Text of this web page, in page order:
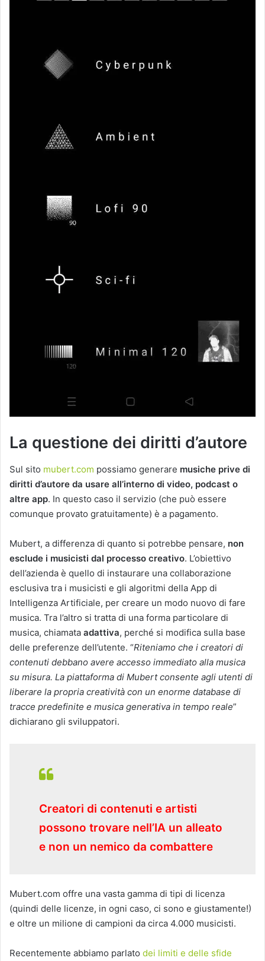
La questione dei diritti d’autore
Sul sito mubert.com possiamo generare musiche prive di
diritti d’autore da usare all’interno di video, podcast o
altre app. In questo caso il servizio (che può essere
comunque provato gratuitamente) è a pagamento.
Mubert, a differenza di quanto si potrebbe pensare, non
esclude i musicisti dal processo creativo. L’obiettivo
dell’azienda è quello di instaurare una collaborazione
esclusiva tra i musicisti e gli algoritmi della App di
Intelligenza Artificiale, per creare un modo nuovo di fare
musica. Tra l’altro si tratta di una forma particolare di
musica, chiamata adattiva, perché si modifica sulla base
delle preferenze dell’utente. “Riteniamo che i creatori di
contenuti debbano avere accesso immediato alla musica
su misura. La piattaforma di Mubert consente agli utenti di
liberare la propria creatività con un enorme database di
tracce predefinite e musica generativa in tempo reale”
dichiarano gli sviluppatori.
Creatori di contenuti e artisti
possono trovare nell’IA un alleato
e non un nemico da combattere
Mubert.com offre una vasta gamma di tipi di licenza
(quindi delle licenze, in ogni caso, ci sono e giustamente!)
e oltre un milione di campioni da circa 4.000 musicisti.
Recentemente abbiamo parlato dei limiti e delle sfide